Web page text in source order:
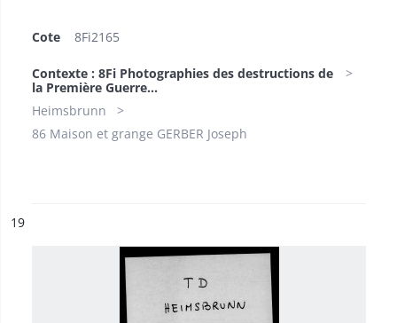
Cote 8Fi2165
Contexte : 8Fi Photographies des destructions de
la Première Guerre...
Heimsbrunn
86 Maison et grange GERBER Joseph
n°
19